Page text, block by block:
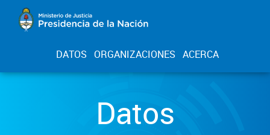
DATOS ORGANIZACIONES ACERCA
Datos